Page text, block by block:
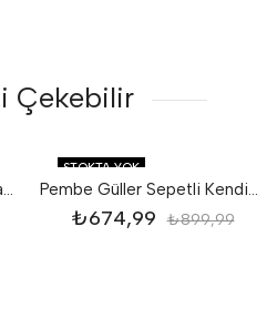
Çekebilir
Candy Collection x Everyday 3’lü Şamdan Mumu
STOKTA YOK
Pembe Güller Sepetli Kendin Yap DIY 395 Parça
₺674,99 ₺899,99